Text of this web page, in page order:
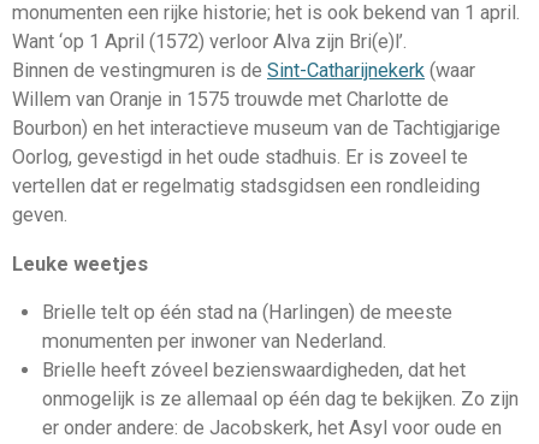
monumenten een rijke historie; het is ook bekend van 1 april.
Want ‘op 1 April (1572) verloor Alva zijn Bri(e)l’.
Binnen de vestingmuren is de Sint-Catharijnekerk (waar
Willem van Oranje in 1575 trouwde met Charlotte de
Bourbon) en het interactieve museum van de Tachtigjarige
Oorlog, gevestigd in het oude stadhuis. Er is zoveel te
vertellen dat er regelmatig stadsgidsen een rondleiding
geven.
Leuke weetjes
Brielle telt op één stad na (Harlingen) de meeste
monumenten per inwoner van Nederland.
Brielle heeft zóveel bezienswaardigheden, dat het
onmogelijk is ze allemaal op één dag te bekijken. Zo zijn
er onder andere: de Jacobskerk, het Asyl voor oude en